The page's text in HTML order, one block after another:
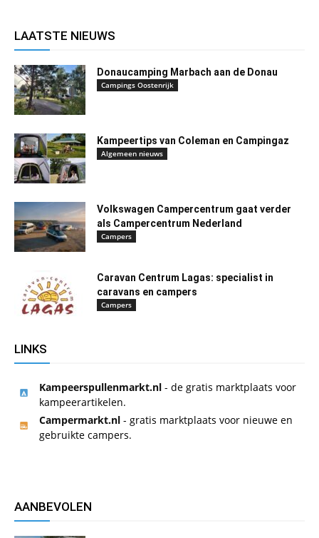
LAATSTE NIEUWS
Donaucamping Marbach aan de Donau
Campings Oostenrijk
Kampeertips van Coleman en Campingaz
Algemeen nieuws
Volkswagen Campercentrum gaat verder
als Campercentrum Nederland
Campers
Caravan Centrum Lagas: specialist in
caravans en campers
Campers
LINKS
Kampeerspullenmarkt.nl - de gratis marktplaats voor
kampeerartikelen.
Campermarkt.nl - gratis marktplaats voor nieuwe en
gebruikte campers.
AANBEVOLEN